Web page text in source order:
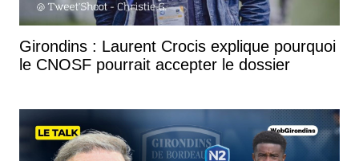
Girondins : Laurent Crocis explique pourquoi
le CNOSF pourrait accepter le dossier